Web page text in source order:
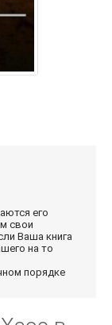
его
свои
Ваша книга
на то
порядке